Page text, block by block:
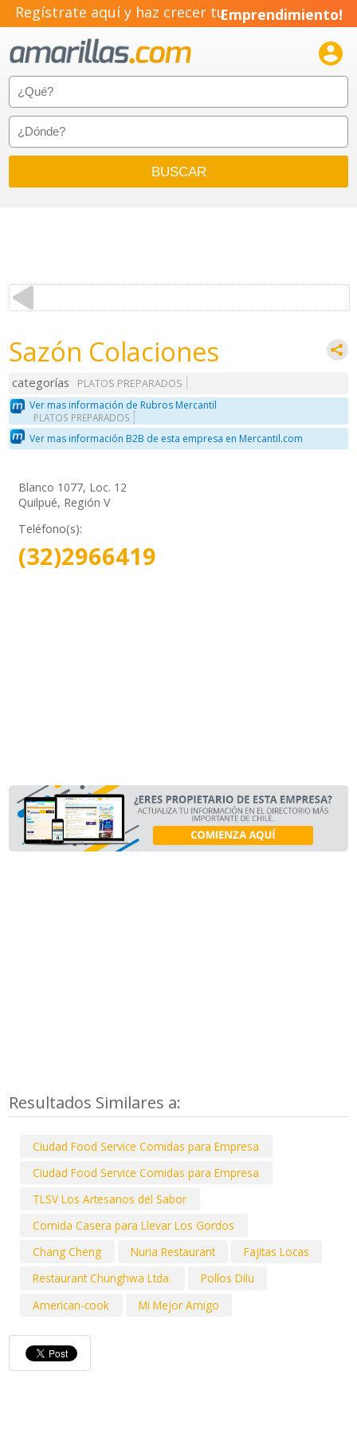
Regístrate aquí y haz crecer tuEmprendimiento!

Sazón Colaciones
categorías
PLATOS PREPARADOS
Ver mas información de Rubros Mercantil
PLATOS PREPARADOS
Ver mas información B2B de esta empresa en Mercantil.com
Blanco 1077, Loc. 12
Quilpué, Región V
Teléfono(s):
(32)2966419
Resultados Similares a:
Ciudad Food Service Comidas para Empresa
Ciudad Food Service Comidas para Empresa
TLSV Los Artesanos del Sabor
Comida Casera para Llevar Los Gordos
Chang Cheng
Nuria Restaurant
Fajitas Locas
Restaurant Chunghwa Ltda.
Pollos Dilu
American-cook
Mi Mejor Amigo